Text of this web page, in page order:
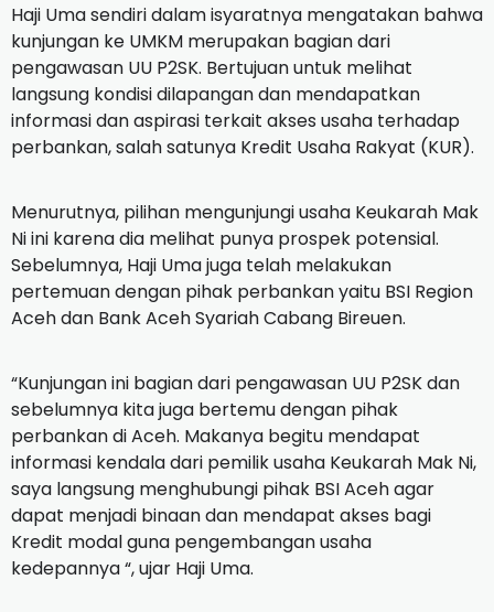
Haji Uma sendiri dalam isyaratnya mengatakan bahwa
kunjungan ke UMKM merupakan bagian dari
pengawasan UU P2SK. Bertujuan untuk melihat
langsung kondisi dilapangan dan mendapatkan
informasi dan aspirasi terkait akses usaha terhadap
perbankan, salah satunya Kredit Usaha Rakyat (KUR).
Menurutnya, pilihan mengunjungi usaha Keukarah Mak
Ni ini karena dia melihat punya prospek potensial.
Sebelumnya, Haji Uma juga telah melakukan
pertemuan dengan pihak perbankan yaitu BSI Region
Aceh dan Bank Aceh Syariah Cabang Bireuen.
“Kunjungan ini bagian dari pengawasan UU P2SK dan
sebelumnya kita juga bertemu dengan pihak
perbankan di Aceh. Makanya begitu mendapat
informasi kendala dari pemilik usaha Keukarah Mak Ni,
saya langsung menghubungi pihak BSI Aceh agar
dapat menjadi binaan dan mendapat akses bagi
Kredit modal guna pengembangan usaha
kedepannya “, ujar Haji Uma.